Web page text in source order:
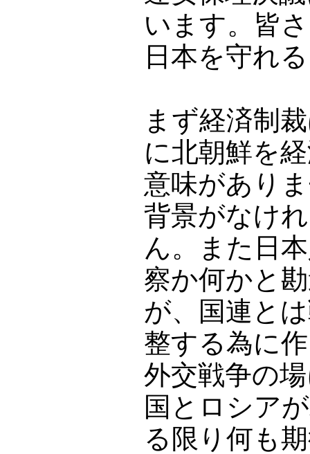
います。皆
日本を守れ
まず経済制
に北朝鮮を
意味があり
背景がなけ
ん。また日
察か何かと
が、国連と
整する為に
外交戦争の
国とロシア
る限り何も